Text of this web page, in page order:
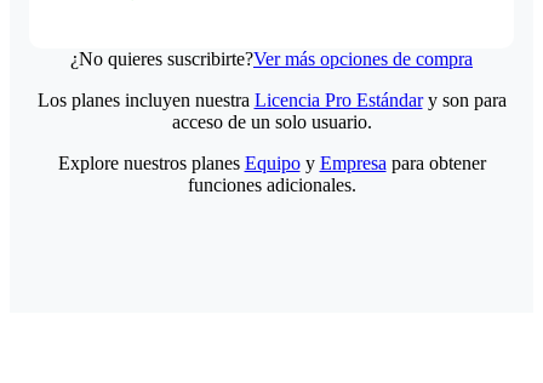
¿No quieres suscribirte?Ver más opciones de compra
Los planes incluyen nuestra Licencia Pro Estándary son para
acceso de un solo usuario.
Explore nuestros planes Equipoy Empresa para obtener
funciones adicionales.